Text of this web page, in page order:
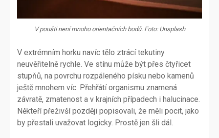
V poušti není mnoho orientačních bodů. Foto: Unsplash
V extrémním horku navíc tělo ztrácí tekutiny
neuvěřitelně rychle. Ve stínu může být přes čtyřicet
stupňů, na povrchu rozpáleného písku nebo kamenů
ještě mnohem víc. Přehřátí organismu znamená
závratě, zmatenost a v krajních případech i halucinace.
Někteří přeživší později popisovali, že měli pocit, jako
by přestali uvažovat logicky. Prostě jen šli dál.